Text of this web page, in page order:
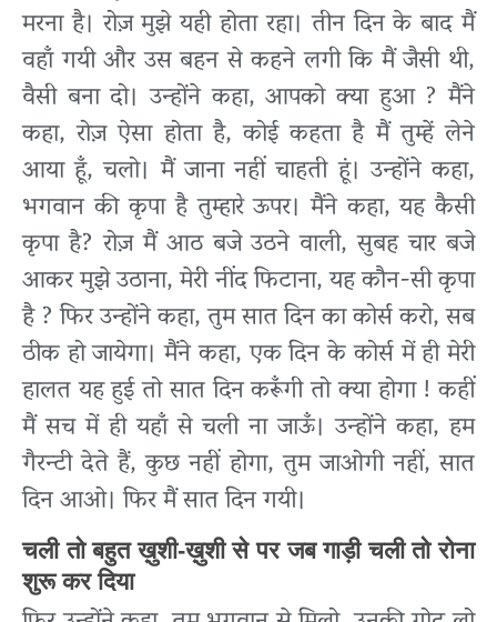
मरना है। रोज़ मुझे यही होता रहा। तीन दिन के बाद मैं
वहाँ गयी और उस बहन से कहने लगी कि मैं जैसी थी,
वैसी बना दो। उन्होंने कहा, आपको क्या हुआ ? मैंने
कहा, रोज़ ऐसा होता है, कोई कहता है मैं तुम्हें लेने
आया हूँ, चलो। मैं जाना नहीं चाहती हूं। उन्होंने कहा,
भगवान की कृपा है तुम्हारे ऊपर। मैंने कहा, यह कैसी
कृपा है? रोज़ मैं आठ बजे उठने वाली, सुबह चार बजे
आकर मुझे उठाना, मेरी नींद फिटाना, यह कौन-सी कृपा
है ? फिर उन्होंने कहा, तुम सात दिन का कोर्स करो, सब
ठीक हो जायेगा। मैंने कहा, एक दिन के कोर्स में ही मेरी
हालत यह हुई तो सात दिन करूँगी तो क्या होगा ! कहीं
मैं सच में ही यहाँ से चली ना जाऊँ। उन्होंने कहा, हम
गैरन्टी देते हैं, कुछ नहीं होगा, तुम जाओगी नहीं, सात
दिन आओ। फिर मैं सात दिन गयी।
चली तो बहुत ख़ुशी-ख़ुशी से पर जब गाड़ी चली तो रोना
शुरू कर दिया